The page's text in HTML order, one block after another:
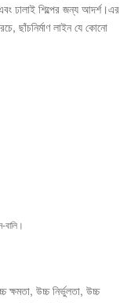
ঢালাই শিল্পের জন্য আদর্শ।এর
ছাঁচনির্মাণ লাইন যে কোনো
বালি।
ক্ষমতা, উচ্চ নির্ভুলতা, উচ্চ